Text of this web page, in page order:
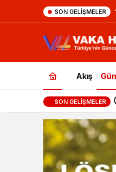
SON GELIŞMELER
Akış
SON GELIŞMELER